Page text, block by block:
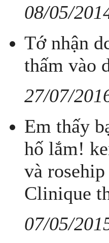
08/05/
Tớ nhận
thấm vào
27/07/
Em thấy
hố lắm!
và
Clinique
07/05/